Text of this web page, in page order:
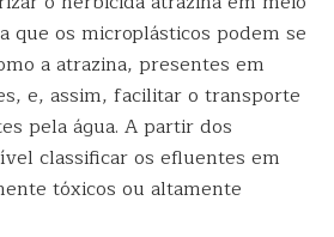
que os microplásticos podem se
a atrazina, presentes em
e, assim, facilitar o transporte
pela água. A partir dos
classificar os efluentes em
tóxicos ou altamente